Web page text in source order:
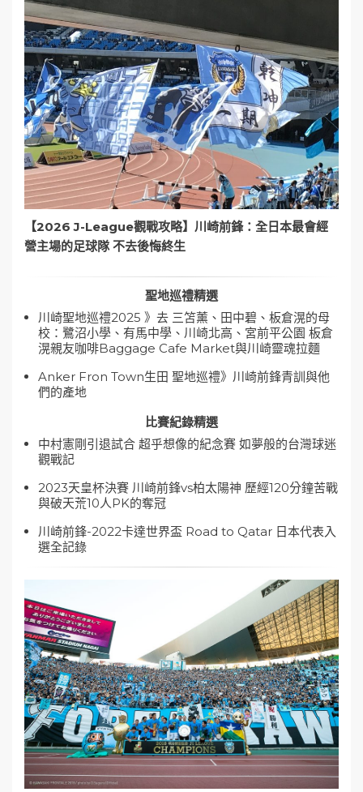
【2026 J-League觀戰攻略】川崎前鋒：全日本最會經
營主場的足球隊 不去後悔終生
聖地巡禮精選
川崎聖地巡禮2025 》去 三笘薰、田中碧、板倉滉的母
校：鷺沼小學、有馬中學、川崎北高、宮前平公園 板倉
滉親友咖啡Baggage Cafe Market與川崎靈魂拉麵
Anker Fron Town生田 聖地巡禮》川崎前鋒青訓與他
們的產地
比賽紀錄精選
中村憲剛引退試合 超乎想像的紀念賽 如夢般的台灣球迷
觀戰記
2023天皇杯決賽 川崎前鋒vs柏太陽神 歷經120分鐘苦戰
與破天荒10人PK的奪冠
川崎前鋒-2022卡達世界盃 Road to Qatar 日本代表入
選全記錄